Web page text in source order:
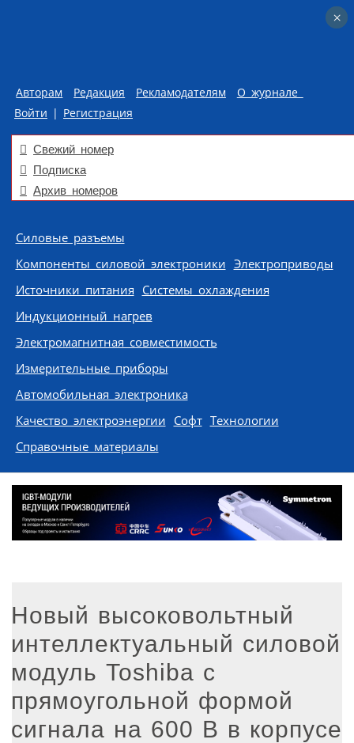
Авторам Редакция Рекламодателям
О журнале
Войти | Регистрация
Свежий номер
Подписка
Архив номеров
Skip to content
Силовые разъемы
Компоненты силовой электроники Электроприводы
Источники питания Системы охлаждения
Индукционный нагрев
Электромагнитная совместимость
Измерительные приборы
Автомобильная электроника
Качество электроэнергии Софт Технологии
Справочные материалы
Новый высоковольтный
интеллектуальный силовой
модуль Toshiba с
прямоугольной формой
сигнала на 600 В в корпусе
×
×